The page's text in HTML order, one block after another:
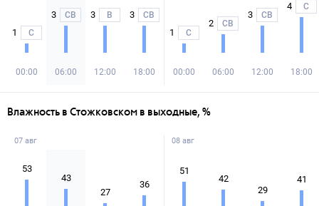
1 С
00:00
3 СВ
06:00
3 В
12:00
3 СВ
18:00
1 С
00:00
2 СВ
06:00
3 СВ
12:00
4 С
18:00
Влажность в Стожковском в выходные, %
07 авг
53
43
27
36
08 авг
51
42
29
41